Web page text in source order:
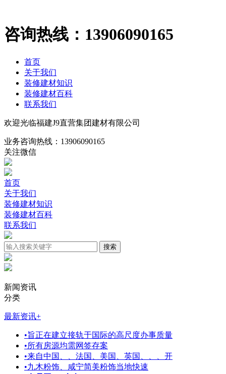
咨询热线： 13906090165
首页
关于我们
装修建材知识
装修建材百科
联系我们
欢迎光临福建J9直营集团建材有限公司
业务咨询热线： 13906090165
关注微信
首页
关于我们
装修建材知识
装修建材百科
联系我们
新闻资讯
分类
最新资讯+
•旨正在建立接轨于国际的高尺度办事质量
•所有房源均需网签存案
•来自中国、、法国、美国、英国、、、开
•九木粉饰、咸宁简美粉饰当地快速